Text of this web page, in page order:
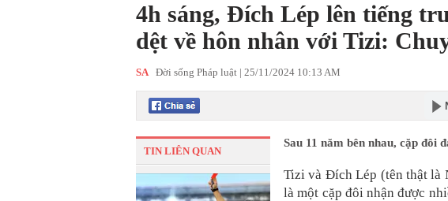
4h sáng, Đích Lép lên tiếng
dệt về hôn nhân với Tizi:
SAĐời sống Pháp luật | 25/11/2024 10:13 AM
TIN LIÊN QUAN
Sau 11 năm bên nhau, cặp đôi
Tizi và Đích Lép (tên thật là
là một cặp đôi nhận được